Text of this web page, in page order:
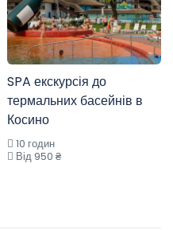
SPA екскурсія до
термальних басейнів в
Косино
10 годин
Від 950 ₴